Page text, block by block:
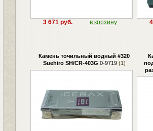
3 671 руб. в корзину
Камень точильный водный #320
Suehiro SH/CR-403G 0-9719(1)